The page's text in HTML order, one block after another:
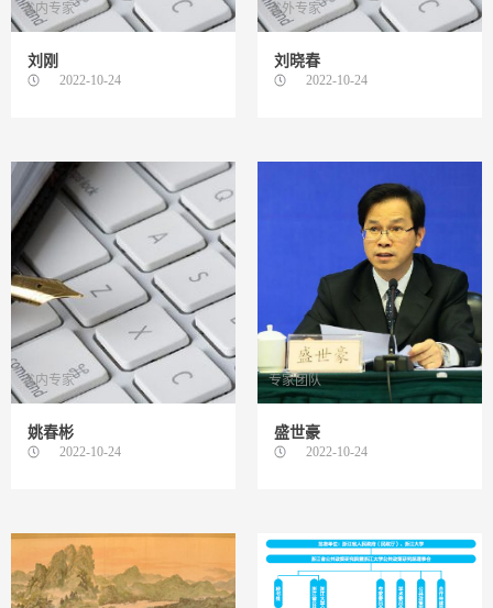
省内专家
刘刚
2022-10-24
省外专家
刘晓春
2022-10-24
省内专家
姚春彬
2022-10-24
专家团队
盛世豪
2022-10-24